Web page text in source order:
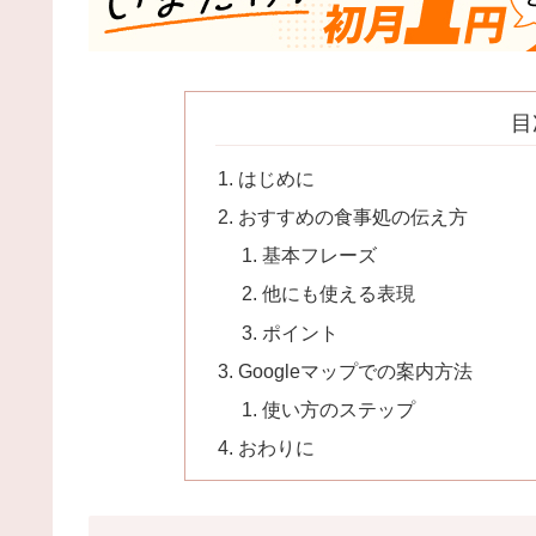
はじめに
おすすめの食事処の伝え方
基本フレーズ
他にも使える表現
ポイント
Googleマップでの案内方法
使い方のステップ
おわりに